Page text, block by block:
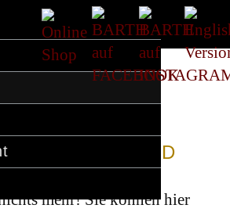
UND
mehr! Sie können hier